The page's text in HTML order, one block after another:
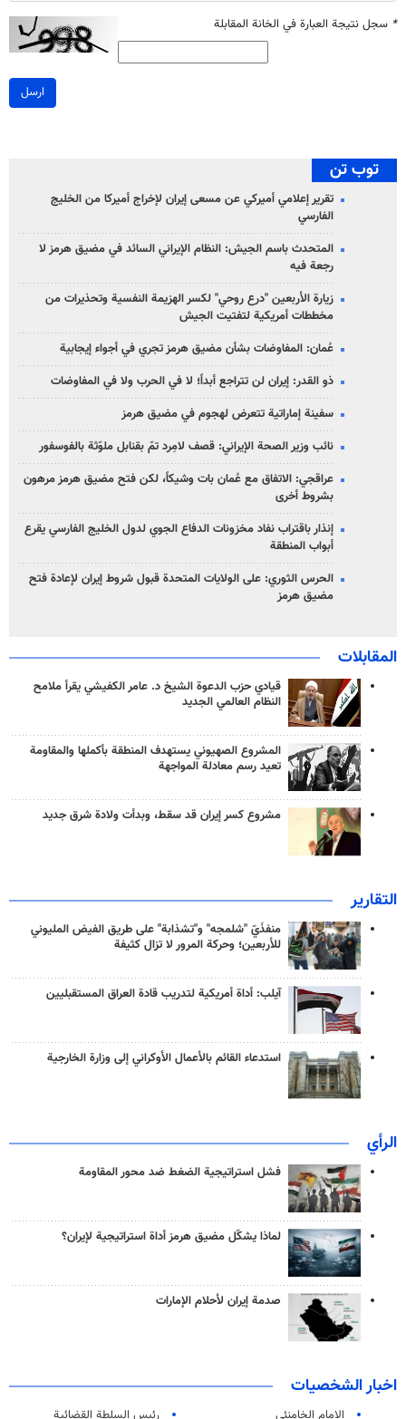
* سجل نتيجة العبارة في الخانة المقابلة
ارسل
توب تن
تقرير إعلامي أميركي عن مسعى إيران لإخراج أميركا من الخليج
الفارسي
المتحدث باسم الجيش: النظام الإيراني السائد في مضيق هرمز لا
رجعة فيه
زيارة الأربعين "درع روحي" لكسر الهزيمة النفسية وتحذيرات من
مخططات أمريكية لتفتيت الجيش
عُمان: المفاوضات بشأن مضيق هرمز تجري في أجواء إيجابية
ذو القدر: إيران لن تتراجع أبداً؛ لا في الحرب ولا في المفاوضات
سفينة إماراتية تتعرض لهجوم في مضيق هرمز
نائب وزير الصحة الإيراني: قصف لامِرد تمّ بقنابل ملوّثة بالفوسفور
عراقجي: الاتفاق مع عُمان بات وشيكاً، لكن فتح مضيق هرمز مرهون
بشروط أخرى
إنذار باقتراب نفاد مخزونات الدفاع الجوي لدول الخليج الفارسي يقرع
أبواب المنطقة
الحرس الثوري: على الولايات المتحدة قبول شروط إيران لإعادة فتح
مضيق هرمز
المقابلات
قيادي حزب الدعوة الشيخ د. عامر الكفيشي يقرأ ملامح
النظام العالمي الجديد
المشروع الصهيوني يستهدف المنطقة بأكملها والمقاومة
تعيد رسم معادلة المواجهة
مشروع كسر إيران قد سقط، وبدأت ولادة شرق جديد
التقارير
منفذَيّ "شلمجه" و"تشذابة" على طريق الفيض المليوني
للأربعين؛ وحركة المرور لا تزال كثيفة
آيلب: أداة أمريكية لتدريب قادة العراق المستقبليين
استدعاء القائم بالأعمال الأوكراني إلى وزارة الخارجية
الرأي
فشل استراتيجية الضغط ضد محور المقاومة
لماذا يشكّل مضيق هرمز أداة استراتيجية لإيران؟
صدمة إيران لأحلام الإمارات
اخبار الشخصيات
الامام الخامنئي
رئیس السلطة القضائیة